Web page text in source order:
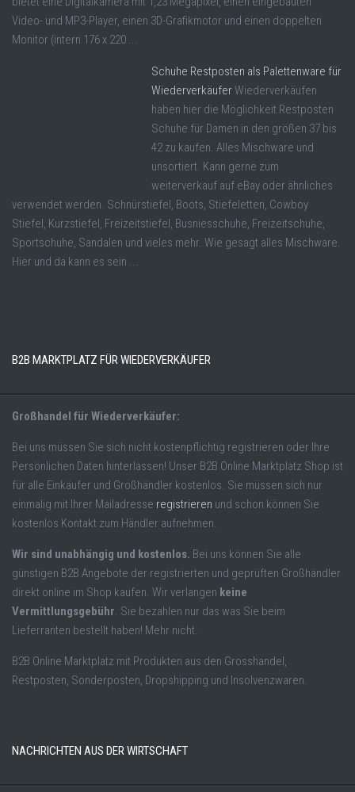
Video- und MP3-Player, einen 3D-Grafikmotor und einen doppelten
Monitor (intern 176 x 220 ...
Schuhe Restposten als Palettenware für
WiederverkäuferWiederverkäufen
haben hier die Möglichkeit Restposten
Schuhe für Damen in den größen 37 bis
42 zu kaufen. Alles Mischware und
unsortiert. Kann gerne zum
weiterverkauf auf eBay oder ähnliches
verwendet werden. Schnürstiefel, Boots, Stiefeletten, Cowboy
Stiefel, Kurzstiefel, Freizeitstiefel, Busniesschuhe, Freizeitschuhe,
Sportschuhe, Sandalen und vieles mehr. Wie gesagt alles Mischware.
Hier und da kann es sein ...
B2B MARKTPLATZ FÜR WIEDERVERKÄUFER
Großhandel für Wiederverkäufer:
Bei uns müssen Sie sich nicht kostenpflichtig registrieren oder Ihre
Persönlichen Daten hinterlassen! Unser B2B Online Marktplatz Shop ist
für alle Einkäufer und Großhändler kostenlos. Sie müssen sich nur
einmalig mit Ihrer Mailadresse registrieren und schon können Sie
kostenlos Kontakt zum Händler aufnehmen.
Wir sind unabhängig und kostenlos. Bei uns können Sie alle
günstigen B2B Angebote der registrierten und geprüften Großhändler
direkt online im Shop kaufen. Wir verlangen keine
Vermittlungsgebühr. Sie bezahlen nur das was Sie beim
Lieferranten bestellt haben! Mehr nicht.
B2B Online Marktplatz mit Produkten aus den Grosshandel,
Restposten, Sonderposten, Dropshipping und Insolvenzwaren.
NACHRICHTEN AUS DER WIRTSCHAFT